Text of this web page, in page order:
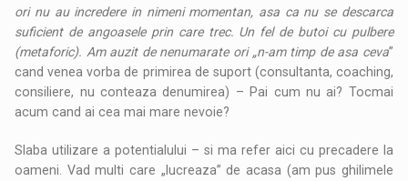
ori nu au incredere in nimeni momentan, asa ca nu se descarca
suficient de angoasele prin care trec. Un fel de butoi cu pulbere
(metaforic). Am auzit de nenumarate ori „n-am timp de asa ceva”
cand venea vorba de primirea de suport (consultanta, coaching,
consiliere, nu conteaza denumirea) – Pai cum nu ai? Tocmai
acum cand ai cea mai mare nevoie?
Slaba utilizare a potentialului – si ma refer aici cu precadere la
oameni. Vad multi care „lucreaza” de acasa (am pus ghilimele